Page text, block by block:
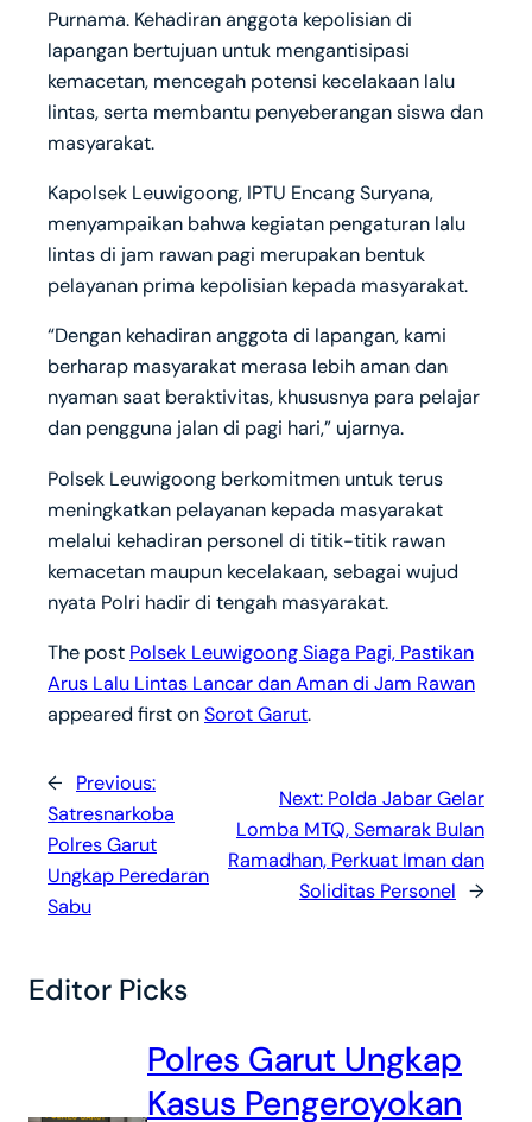
Purnama. Kehadiran anggota kepolisian di
lapangan bertujuan untuk mengantisipasi
kemacetan, mencegah potensi kecelakaan lalu
lintas, serta membantu penyeberangan siswa dan
masyarakat.
Kapolsek Leuwigoong, IPTU Encang Suryana,
menyampaikan bahwa kegiatan pengaturan lalu
lintas di jam rawan pagi merupakan bentuk
pelayanan prima kepolisian kepada masyarakat.
“Dengan kehadiran anggota di lapangan, kami
berharap masyarakat merasa lebih aman dan
nyaman saat beraktivitas, khususnya para pelajar
dan pengguna jalan di pagi hari,” ujarnya.
Polsek Leuwigoong berkomitmen untuk terus
meningkatkan pelayanan kepada masyarakat
melalui kehadiran personel di titik-titik rawan
kemacetan maupun kecelakaan, sebagai wujud
nyata Polri hadir di tengah masyarakat.
The post Polsek Leuwigoong Siaga Pagi, Pastikan
Arus Lalu Lintas Lancar dan Aman di Jam Rawan
appeared first onSorot Garut.
←
Previous:
Satresnarkoba
Polres Garut
Ungkap Peredaran
Sabu
Next: Polda Jabar Gelar
Lomba MTQ, Semarak Bulan
Ramadhan, Perkuat Iman dan
Soliditas Personel →
Editor Picks
Polres Garut Ungkap
Kasus Pengeroyokan